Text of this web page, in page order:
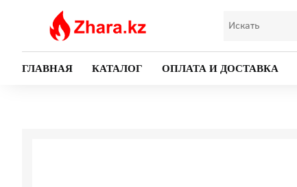
ГЛАВНАЯ КАТАЛОГ ОПЛАТА И ДОСТАВКА